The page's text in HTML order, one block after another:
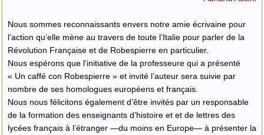
Nous sommes reconnaissants envers notre amie écrivaine pour
l’action qu’elle mène au travers de toute l’Italie pour parler de la
Révolution Française et de Robespierre en particulier.
Nous espérons que l’initiative de la professeure qui a présenté
« Un caffé con Robespierre » et invité l’auteur sera suivie par
nombre de ses homologues européens et français.
Nous nous félicitons également d’être invités par un responsable
de la formation des enseignants d’histoire et et de lettres des
lycées français à l’étranger —du moins en Europe— à présenter la